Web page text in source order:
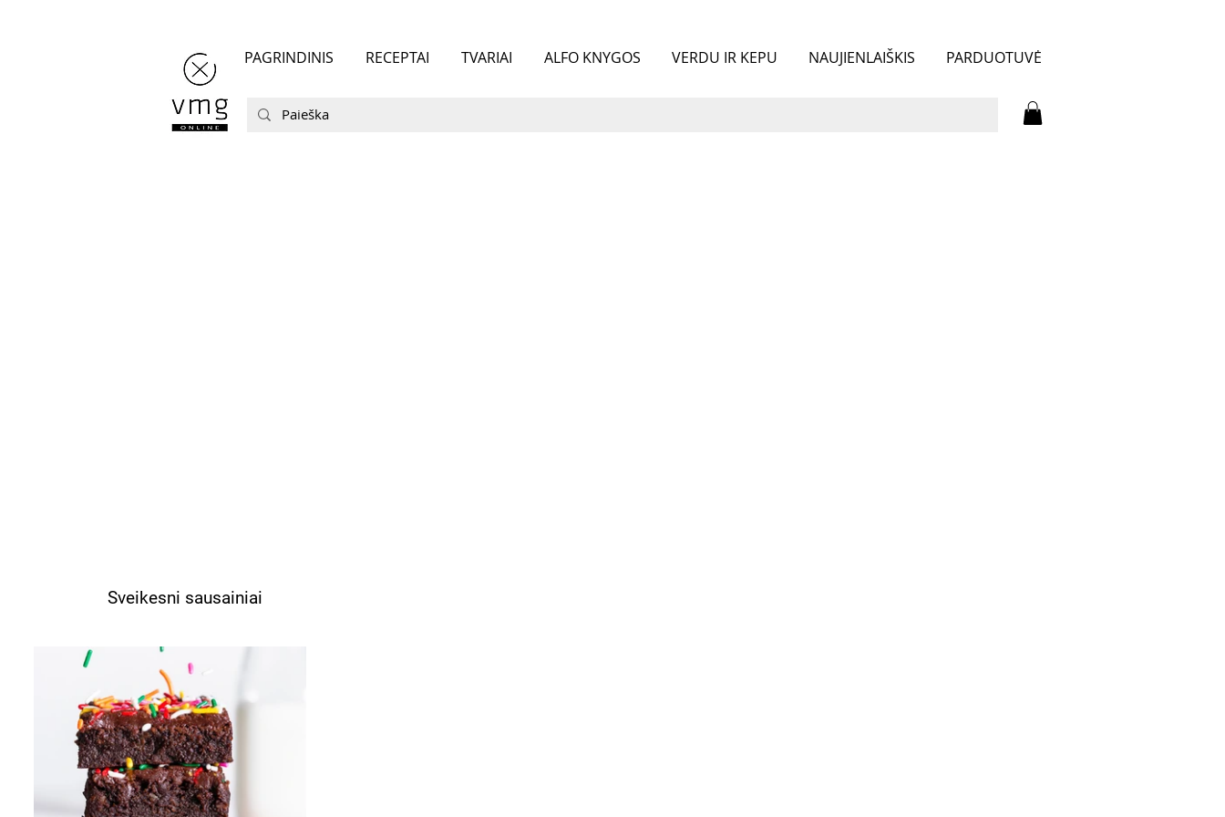
PAGRINDINIS RECEPTAI TVARIAI ALFO KNYGOS VERDU IR KEPU NAUJIENLAIŠKIS PARDUOTUVĖ
Sveikesni sausainiai